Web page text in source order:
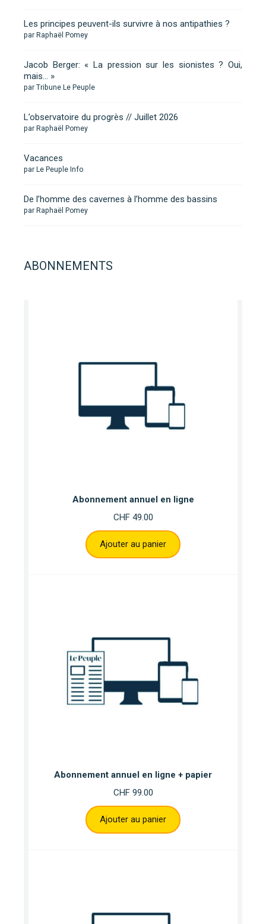
Les principes peuvent-ils survivre à nos antipathies ?
par Raphaël Pomey
Jacob Berger: « La pression sur les sionistes ? Oui,
mais… »
par Tribune Le Peuple
L’observatoire du progrès // Juillet 2026
par Raphaël Pomey
Vacances
par Le Peuple Info
De l’homme des cavernes à l’homme des bassins
par Raphaël Pomey
ABONNEMENTS
Abonnement annuel en ligne
CHF49.00
Ajouter au panier
Abonnement annuel en ligne + papier
CHF99.00
Ajouter au panier